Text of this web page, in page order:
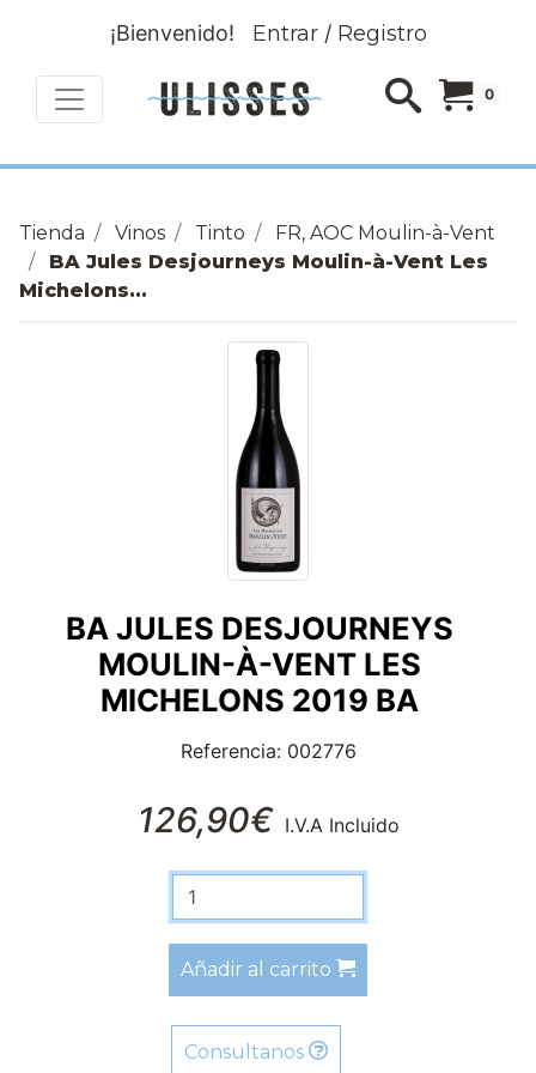
¡Bienvenido! Entrar/ Registro
0
Tienda Vinos Tinto
FR, AOC Moulin-à-Vent
BA Jules Desjourneys Moulin-à-Vent Les
Michelons...
BA JULES DESJOURNEYS
MOULIN-À-VENT LES
MICHELONS 2019 BA
Referencia: 002776
126,90€ I.V.A Incluido
Añadir al carrito
Consultanos